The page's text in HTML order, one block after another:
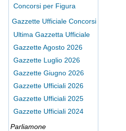
Concorsi per Figura
Gazzette Ufficiale Concorsi
Ultima Gazzetta Ufficiale
Gazzette Agosto 2026
Gazzette Luglio 2026
Gazzette Giugno 2026
Gazzette Ufficiali 2026
Gazzette Ufficiali 2025
Gazzette Ufficiali 2024
Parliamone